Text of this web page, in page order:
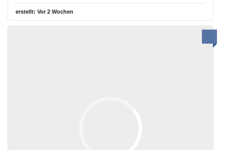
erstellt: Vor 2 Wochen